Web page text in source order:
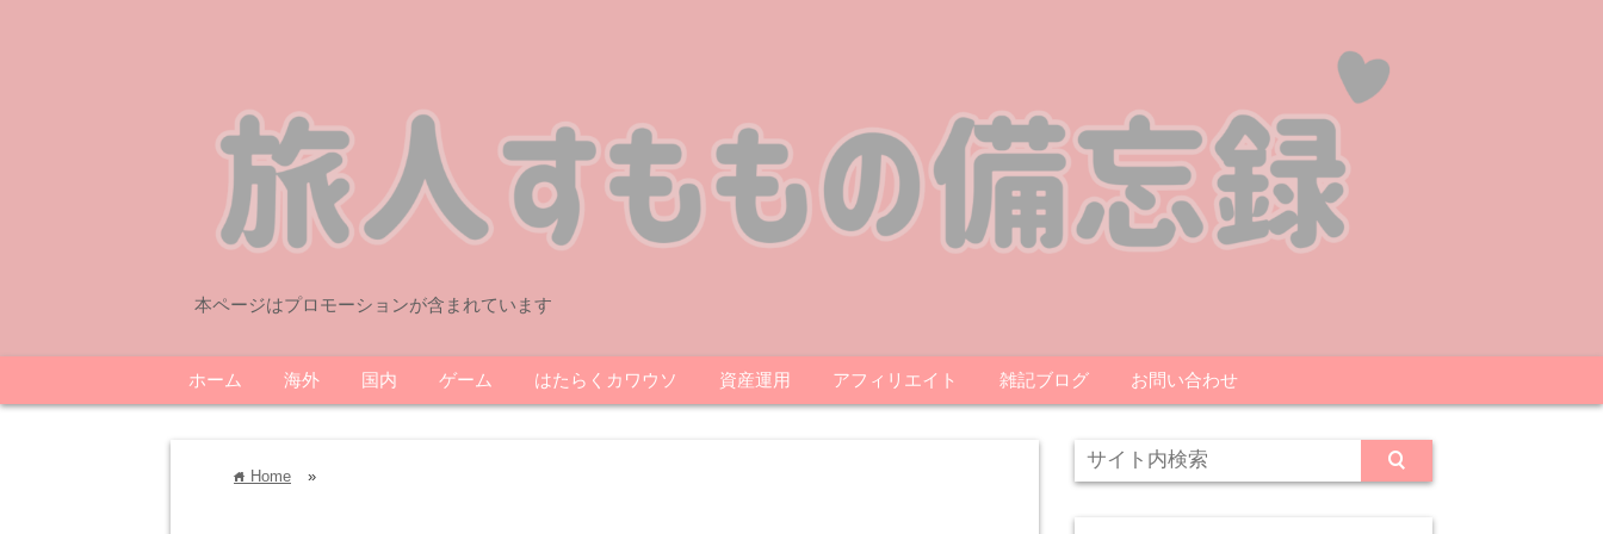
本ページはプロモーションが含まれています
ホーム 海外 国内 ゲーム はたらくカワウソ 資産運用 アフィリエイト 雑記ブログ お問い合わせ
home Home »